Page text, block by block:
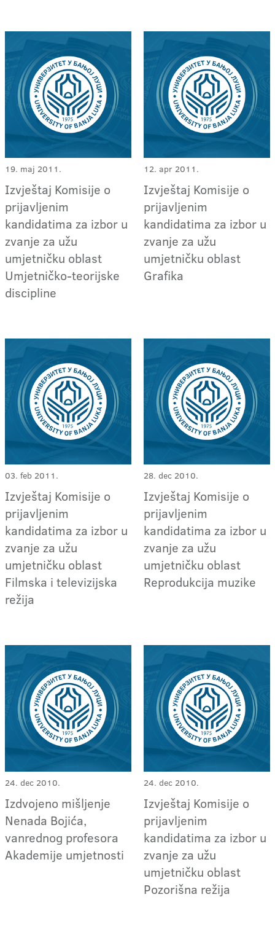
19. maj 2011.
Izvještaj Komisije o
prijavljenim
kandidatima za izbor u
zvanje za užu
umjetničku oblast
Umjetničko-teorijske
discipline
12. apr 2011.
Izvještaj Komisije o
prijavljenim
kandidatima za izbor u
zvanje za užu
umjetničku oblast
Grafika
03. feb 2011.
Izvještaj Komisije o
prijavljenim
kandidatima za izbor u
zvanje za užu
umjetničku oblast
Filmska i televizijska
režija
28. dec 2010.
Izvještaj Komisije o
prijavljenim
kandidatima za izbor u
zvanje za užu
umjetničku oblast
Reprodukcija muzike
24. dec 2010.
Izdvojeno mišljenje
Nenada Bojića,
vanrednog profesora
Akademije umjetnosti
24. dec 2010.
Izvještaj Komisije o
prijavljenim
kandidatima za izbor u
zvanje za užu
umjetničku oblast
Pozorišna režija